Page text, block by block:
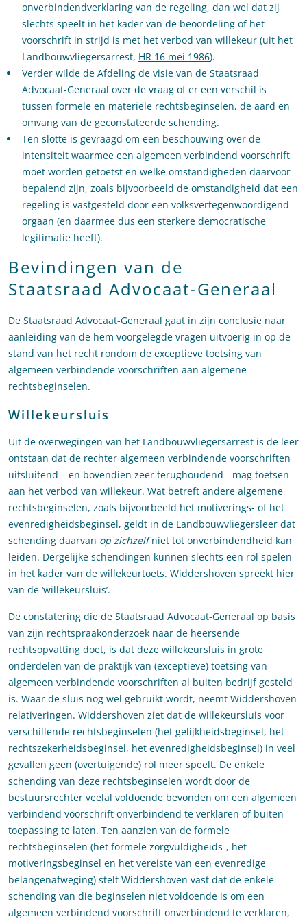
onverbindendverklaring van de regeling, dan wel dat zij
slechts speelt in het kader van de beoordeling of het
voorschrift in strijd is met het verbod van willekeur (uit het
Landbouwvliegersarrest, HR 16 mei 1986).
Verder wilde de Afdeling de visie van de Staatsraad
Advocaat-Generaal over de vraag of er een verschil is
tussen formele en materiële rechtsbeginselen, de aard en
omvang van de geconstateerde schending.
Ten slotte is gevraagd om een beschouwing over de
intensiteit waarmee een algemeen verbindend voorschrift
moet worden getoetst en welke omstandigheden daarvoor
bepalend zijn, zoals bijvoorbeeld de omstandigheid dat een
regeling is vastgesteld door een volksvertegenwoordigend
orgaan (en daarmee dus een sterkere democratische
legitimatie heeft).
Bevindingen van de
Staatsraad Advocaat-Generaal
De Staatsraad Advocaat-Generaal gaat in zijn conclusie naar
aanleiding van de hem voorgelegde vragen uitvoerig in op de
stand van het recht rondom de exceptieve toetsing van
algemeen verbindende voorschriften aan algemene
rechtsbeginselen.
Willekeursluis
Uit de overwegingen van het Landbouwvliegersarrest is de leer
ontstaan dat de rechter algemeen verbindende voorschriften
uitsluitend – en bovendien zeer terughoudend - mag toetsen
aan het verbod van willekeur. Wat betreft andere algemene
rechtsbeginselen, zoals bijvoorbeeld het motiverings- of het
evenredigheidsbeginsel, geldt in de Landbouwvliegersleer dat
schending daarvan op zichzelfniet tot onverbindendheid kan
leiden. Dergelijke schendingen kunnen slechts een rol spelen
in het kader van de willekeurtoets. Widdershoven spreekt hier
van de ‘willekeursluis’.
De constatering die de Staatsraad Advocaat-Generaal op basis
van zijn rechtspraakonderzoek naar de heersende
rechtsopvatting doet, is dat deze willekeursluis in grote
onderdelen van de praktijk van (exceptieve) toetsing van
algemeen verbindende voorschriften al buiten bedrijf gesteld
is. Waar de sluis nog wel gebruikt wordt, neemt Widdershoven
relativeringen. Widdershoven ziet dat de willekeursluis voor
verschillende rechtsbeginselen (het gelijkheidsbeginsel, het
rechtszekerheidsbeginsel, het evenredigheidsbeginsel) in veel
gevallen geen (overtuigende) rol meer speelt. De enkele
schending van deze rechtsbeginselen wordt door de
bestuursrechter veelal voldoende bevonden om een algemeen
verbindend voorschrift onverbindend te verklaren of buiten
toepassing te laten. Ten aanzien van de formele
rechtsbeginselen (het formele zorgvuldigheids-, het
motiveringsbeginsel en het vereiste van een evenredige
belangenafweging) stelt Widdershoven vast dat de enkele
schending van die beginselen niet voldoende is om een
algemeen verbindend voorschrift onverbindend te verklaren,